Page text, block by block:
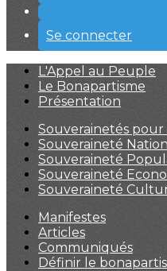
Se connecter
L'Appel au Peuple
Le Bonapartisme
Présentation
Souverainetés
Souveraineté
Souveraineté
Souveraineté
Souveraineté
Manifestes
Articles
Communiqués
Définir le